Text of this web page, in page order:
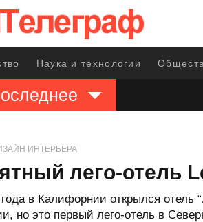
Наука и технологии
ИНТЕРЬЕРА
лего-отель
в Калифорнии открылся
но это первый лего-отель в